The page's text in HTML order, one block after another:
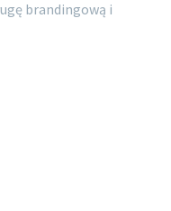
brandingową i